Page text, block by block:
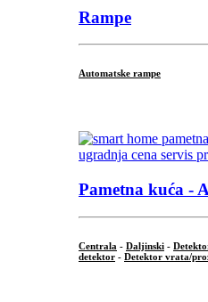
Rampe
Automatske rampe
Pametna kuća -
Centrala - Daljinski -
detektor - Detektor vrata/